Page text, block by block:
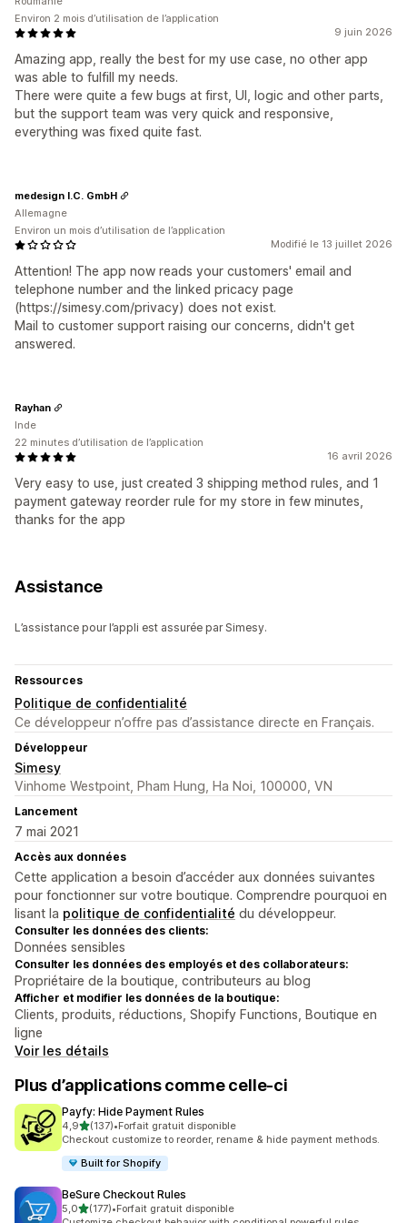
9 juin 2026
Amazing app, really the best for my use case, no other app
was able to fulfill my needs.
There were quite a few bugs at first, UI, logic and other parts,
but the support team was very quick and responsive,
everything was fixed quite fast.
Environ 2 mois d’utilisation de l’application
Modifié le 13 juillet 2026
Attention! The app now reads your customers' email and
telephone number and the linked pricacy page
(https://simesy.com/privacy) does not exist.
Mail to customer support raising our concerns, didn't get
answered.
medesign I.C. GmbH
Allemagne
Environ un mois d’utilisation de l’application
16 avril 2026
Very easy to use, just created 3 shipping method rules, and 1
payment gateway reorder rule for my store in few minutes,
thanks for the app
Rayhan
Inde
22 minutes d’utilisation de l’application
Assistance
L’assistance pour l’appli est assurée par Simesy.
Ressources
Politique de confidentialité
Ce développeur n’offre pas d’assistance directe en Français.
Développeur
Simesy
Vinhome Westpoint, Pham Hung, Ha Noi, 100000, VN
Lancement
7 mai 2021
Accès aux données
Cette application a besoin d’accéder aux données suivantes
pour fonctionner sur votre boutique. Comprendre pourquoi en
lisant la politique de confidentialité du développeur.
Consulter les données des clients:
Données sensibles
Consulter les données des employés et des collaborateurs:
Propriétaire de la boutique, contributeurs au blog
Afficher et modifier les données de la boutique:
Clients, produits, réductions, Shopify Functions, Boutique en
ligne
Voir les détails
Plus d’applications comme celle-ci
Payfy: Hide Payment Rules
4,9étoile(s) sur 5
(137)
137 avis au total
•Forfait gratuit disponible
Checkout customize to reorder, rename & hide payment methods.
Built for Shopify
BeSure Checkout Rules
5,0étoile(s) sur 5
(177)
177 avis au total
•Forfait gratuit disponible